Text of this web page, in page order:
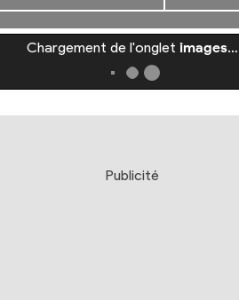
Chargement de l'onglet images…
Publicité